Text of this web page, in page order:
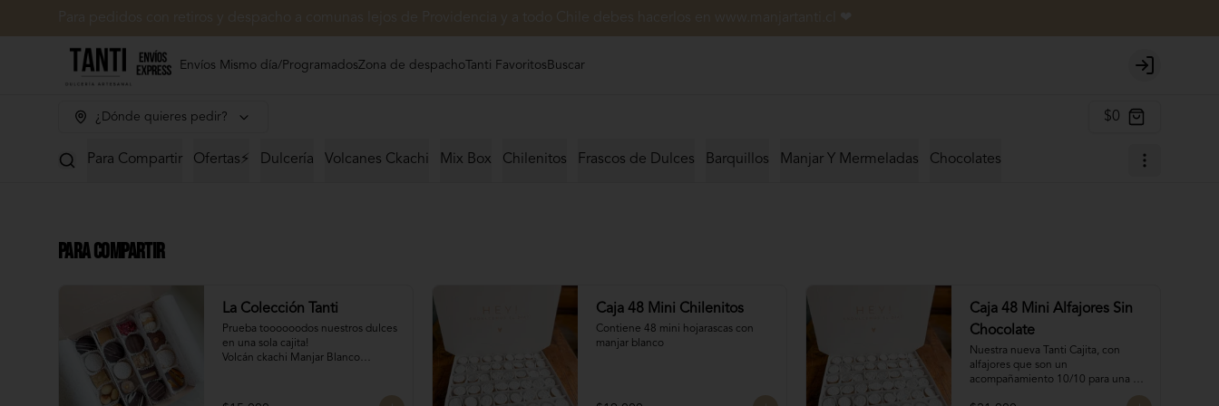
Envíos Mismo día/ProgramadosZona de despacho Tanti Favoritos Buscar
Login
¿Dónde quieres pedir? $0
Para Compartir Ofertas⚡ Dulcería Volcanes Ckachi Mix Box Chilenitos Frascos de Dulces Barquillos Manjar Y Mermeladas Chocolates
Para Compartir
La Colección Tanti
Prueba toooooodos nuestros dulces
en una sola cajita!
Volcán ckachi Manjar Blanco
manjar Tanti?
Caja 48 Mini Chilenitos
Contiene 48 mini hojarascas con
manjar blanco
Caja 48 Mini Alfajores Sin
Chocolate
Nuestra nueva Tanti Cajita, con
alfajores que son un
acompañamiento 10/10 para una